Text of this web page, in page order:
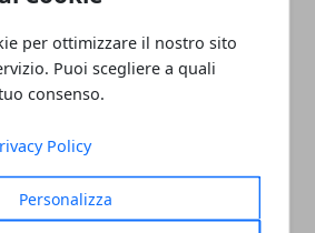
per ottimizzare il nostro sito
Puoi scegliere a quali
consenso.
Policy
Personalizza